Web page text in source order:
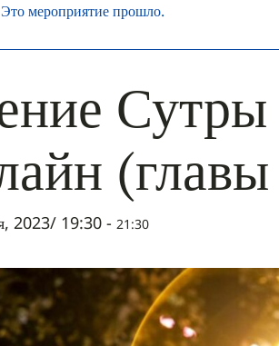
Это мероприятие прошло.
Сутры
2023/ 19:30 - 21:30